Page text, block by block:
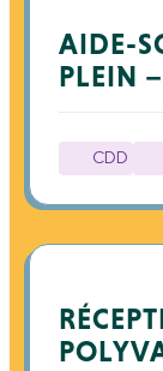
AIDE-
PLEIN
CDD